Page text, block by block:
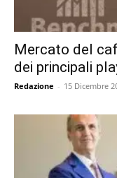
Mercato del
dei principali
Redazione - 15 Dicembre